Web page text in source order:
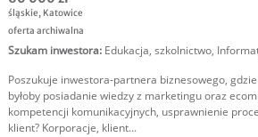
śląskie, Katowice
oferta archiwalna
Szukam inwestora: Edukacja, szkolnictwo,
Poszukuje inwestora-partnera biznesowego,
byłoby posiadanie wiedzy z marketingu oraz
kompetencji komunikacyjnych, usprawnienie
klient? Korporacje, klient...